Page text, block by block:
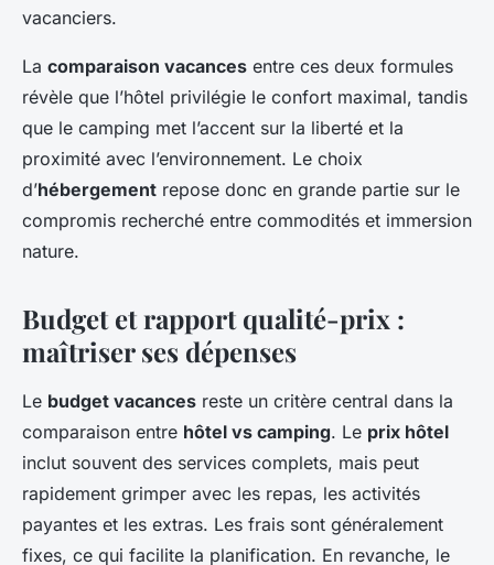
vacanciers.
La comparaison vacances entre ces deux formules
révèle que l’hôtel privilégie le confort maximal, tandis
que le camping met l’accent sur la liberté et la
proximité avec l’environnement. Le choix
d’hébergement repose donc en grande partie sur le
compromis recherché entre commodités et immersion
nature.
Budget et rapport qualité-prix :
maîtriser ses dépenses
Le budget vacances reste un critère central dans la
comparaison entre hôtel vs camping. Le prix hôtel
inclut souvent des services complets, mais peut
rapidement grimper avec les repas, les activités
payantes et les extras. Les frais sont généralement
fixes, ce qui facilite la planification. En revanche, le